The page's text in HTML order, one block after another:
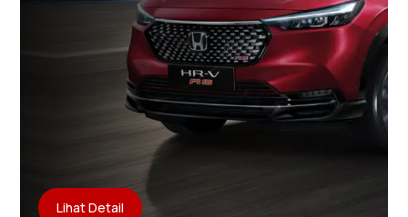
Lihat Detail